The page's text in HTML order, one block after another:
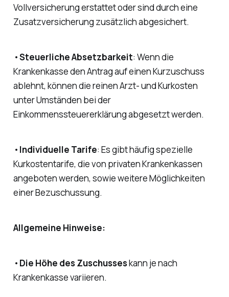
Vollversicherung erstattet oder sind durch eine
Zusatzversicherung zusätzlich abgesichert.
•Steuerliche Absetzbarkeit: Wenn die
Krankenkasse den Antrag auf einen Kurzuschuss
ablehnt, können die reinen Arzt- und Kurkosten
unter Umständen bei der
Einkommenssteuererklärung abgesetzt werden.
• Individuelle Tarife: Es gibt häufig spezielle
Kurkostentarife, die von privaten Krankenkassen
angeboten werden, sowie weitere Möglichkeiten
einer Bezuschussung.
Allgemeine Hinweise:
• Die Höhe des Zuschusseskann je nach
Krankenkasse variieren.